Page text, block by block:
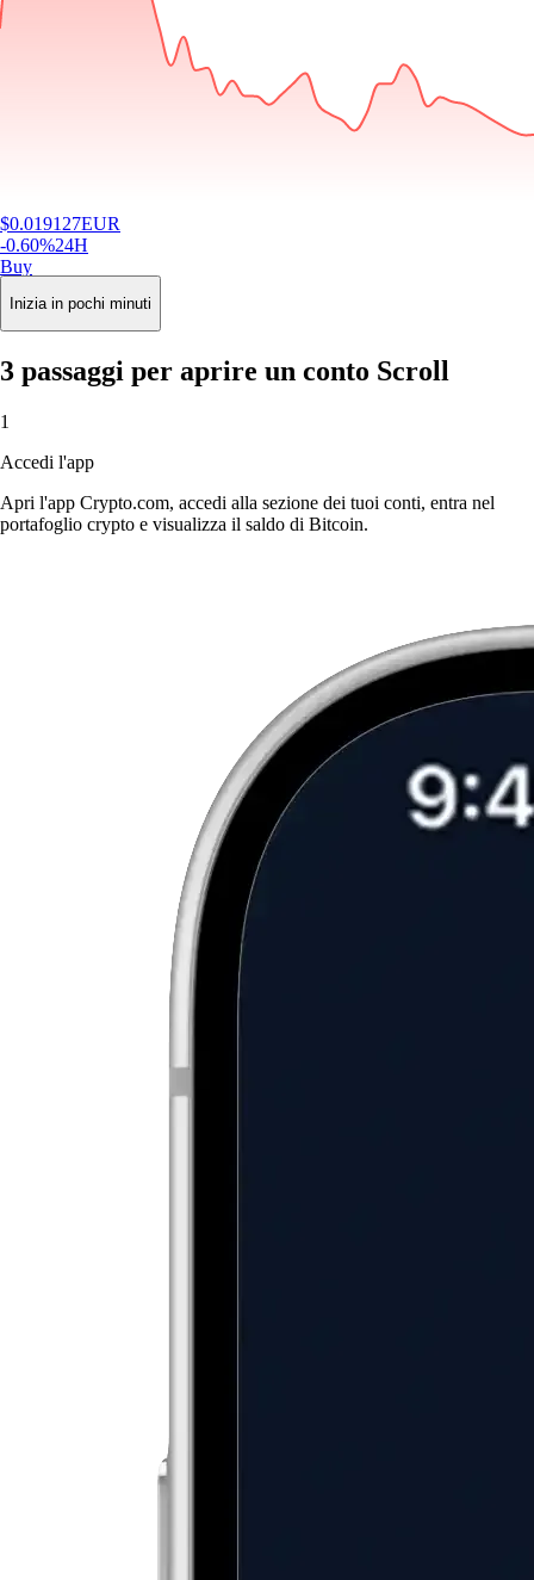
$0.019127EUR
-0.60%24H
Buy
Inizia in pochi minuti
3 passaggi per aprire un conto Scroll
1
Accedi l'app
Apri l'app Crypto.com, accedi alla sezione dei tuoi conti, entra nel
portafoglio crypto e visualizza il saldo di Bitcoin.